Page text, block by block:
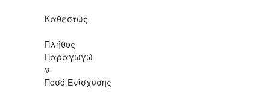
Καθεστώς
Πλήθος
Παραγωγώ
ν
Ποσό Ενίσχυσης